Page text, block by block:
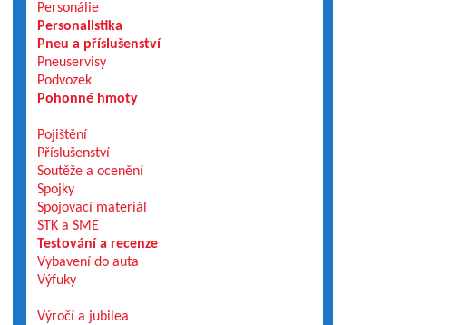
Personálie
Personalistika
Pneu a příslušenství
Pneuservisy
Podvozek
Pohonné hmoty
Pojištění
Příslušenství
Soutěže a ocenění
Spojky
Spojovací materiál
STK a SME
Testování a recenze
Vybavení do auta
Výfuky
Výročí a jubilea